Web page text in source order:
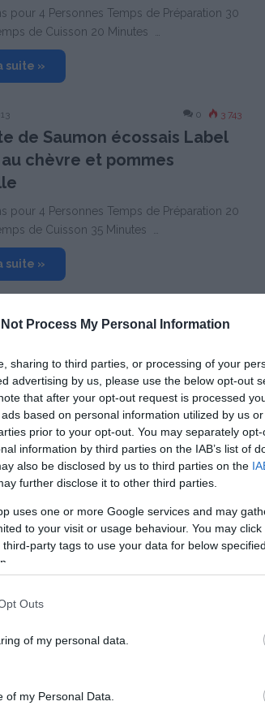
Not Process My Personal Information
sharing to third parties, or processing of your
advertising by us, please use the below opt-out
that after your opt-out request is processed
based on personal information utilized by us
prior to your opt-out. You may separately
information by third parties on the IAB’s list of
also be disclosed by us to third parties on the
further disclose it to other third parties.
uses one or more Google services and may
to your visit or usage behaviour. You may
party tags to use your data for below
Outs
of my personal data.
my Personal Data.
pour 4 Personnes Temps de Préparation 30
de Cuisson 20 Minutes …
suite »
0 3 743
de Saumon écossais Label
chèvre et pommes
pour 4 Personnes Temps de Préparation 20
de Cuisson 35 Minutes …
suite »
de Saumon écossais Label
au chorizo, salade de
et pignons
pour 4 Personnes Temps de Préparation 30
de Cuisson 15 Minutes …
suite »
2011 0 6 982
de Saumon Écossais
aux Girolles, Marrons et
de Moutarde
le Saumon Écossais Label Rouge vous